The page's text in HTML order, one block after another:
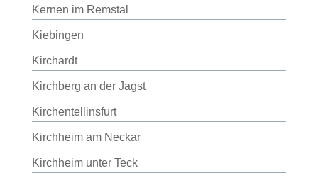
Kernen im Remstal
Kiebingen
Kirchardt
Kirchberg an der Jagst
Kirchentellinsfurt
Kirchheim am Neckar
Kirchheim unter Teck